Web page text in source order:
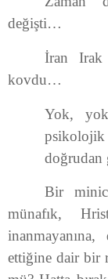
değişti…
İran Irak
kovdu…
Yok,
doğrudan
Bir
münafık,
ettiğine dair bir